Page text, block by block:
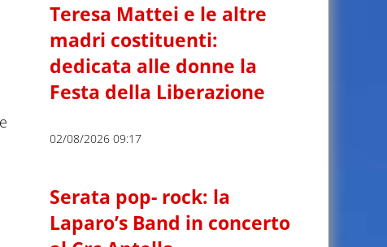
Teresa Mattei e le altre
madri costituenti:
dedicata alle donne la
Festa della Liberazione
02/08/2026 09:17
Serata pop- rock: la
Laparo’s Band in concerto